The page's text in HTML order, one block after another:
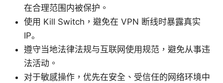
在合理范围内被保护。
使用 Kill Switch，避免在 VPN 断线时暴露真实
IP。
遵守当地法律法规与互联网使用规范，避免从事违
法活动。
对于敏感操作，优先在安全、受信任的网络环境中